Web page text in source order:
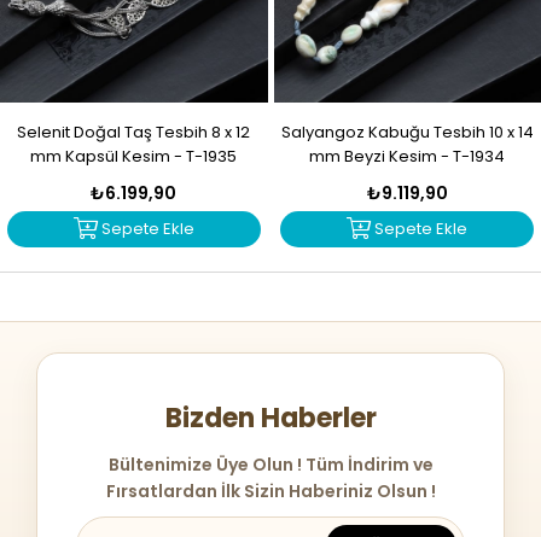
Selenit Doğal Taş Tesbih 8 x 12
mm Kapsül Kesim - T-1935
₺6.199,90
Sepete Ekle
Salyangoz Kabuğu Tesbih 10 x 14
mm Beyzi Kesim - T-1934
₺9.119,90
Sepete Ekle
Bizden Haberler
Bültenimize Üye Olun ! Tüm İndirim ve
Fırsatlardan İlk Sizin Haberiniz Olsun !